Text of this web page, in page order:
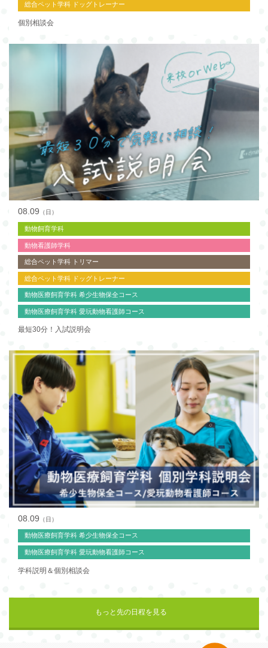
総合ペット学科 ドッグトレーナー
個別相談会
08.09 （日）
動物飼育学科
動物看護師学科
総合ペット学科 トリマー
総合ペット学科 ドッグトレーナー
動物医療飼育学科 希少生物保全コース
動物医療飼育学科 愛玩動物看護師コース
最短30分！入試説明会
08.09 （日）
動物医療飼育学科 希少生物保全コース
動物医療飼育学科 愛玩動物看護師コース
学科説明＆個別相談会
もっと先の日程を見る